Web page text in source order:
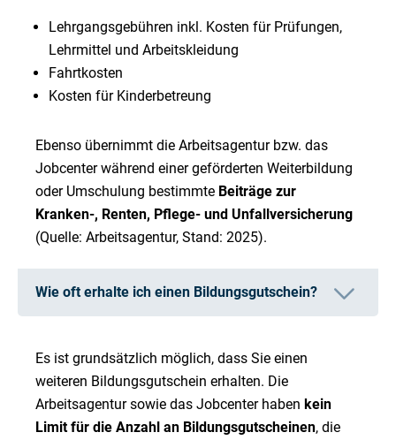
Lehrgangsgebühren inkl. Kosten für Prüfungen,
Lehrmittel und Arbeitskleidung
Fahrtkosten
Kosten für Kinderbetreung
Ebenso übernimmt die Arbeitsagentur bzw. das
Jobcenter während einer geförderten Weiterbildung
oder Umschulung bestimmte Beiträge zur
Kranken-, Renten, Pflege- und Unfallversicherung
(Quelle: Arbeitsagentur, Stand: 2025).
Wie oft erhalte ich einen Bildungsgutschein?
Es ist grundsätzlich möglich, dass Sie einen
weiteren Bildungsgutschein erhalten. Die
Arbeitsagentur sowie das Jobcenter haben kein
Limit für die Anzahl an Bildungsgutscheinen, die